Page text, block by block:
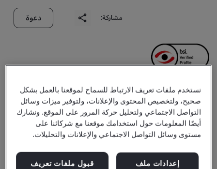
مشاركة: دعوة
Goremi Co., Ltd.
Business scope:The manufacture of frozen seafood
boiled products, chilled and frozen ready to eat seafood
processed foods(including pasteurized, branching,
نستخدم ملفات تعريف الارتباط للسماح لموقعنا بالعمل بشكل
صحيح، ولتخصيص المحتوى والإعلانات، ولتوفير ميزات وسائل
التواصل الاجتماعي ولتحليل حركة المرور على الموقع. ونشارك
أيضًا المعلومات حول استخدامك موقعنا مع شركائنا على
مستوى وسائل التواصل الاجتماعي والإعلانات والتحليلات.
إعدادات ملف
قبول ملفات تعريف